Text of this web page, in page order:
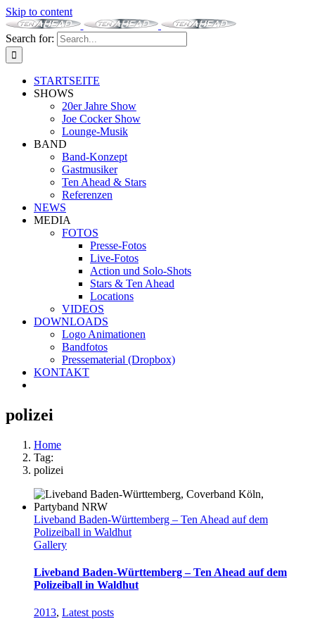
Skip to content
Search for:
STARTSEITE
SHOWS
20er Jahre Show
Joe Cocker Show
Lounge-Musik
BAND
Band-Konzept
Gastmusiker
Ten Ahead & Stars
Referenzen
NEWS
MEDIA
FOTOS
Presse-Fotos
Live-Fotos
Action und Solo-Shots
Stars & Ten Ahead
Locations
VIDEOS
DOWNLOADS
Logo Animationen
Bandfotos
Pressematerial (Dropbox)
KONTAKT
polizei
Home
Tag:
polizei
Liveband Baden-Württemberg – Ten Ahead auf dem
Polizeiball in Waldhut
Gallery
Liveband Baden-Württemberg – Ten Ahead auf dem
Polizeiball in Waldhut
2013, Latest posts